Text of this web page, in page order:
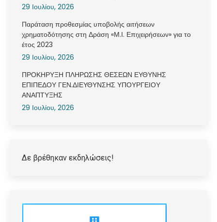
29 Ιουλίου, 2026
Παράταση προθεσμίας υποβολής αιτήσεων
χρηματοδότησης στη Δράση «Μ.Ι. Επιχειρήσεων» για το
έτος 2023
29 Ιουλίου, 2026
ΠΡΟΚΗΡΥΞΗ ΠΛΗΡΩΣΗΣ ΘΕΣΕΩΝ ΕΥΘΥΝΗΣ
ΕΠΙΠΕΔΟΥ ΓΕΝ.ΔΙΕΥΘΥΝΣΗΣ ΥΠΟΥΡΓΕΙΟΥ
ΑΝΑΠΤΥΞΗΣ
29 Ιουλίου, 2026
Δε βρέθηκαν εκδηλώσεις!